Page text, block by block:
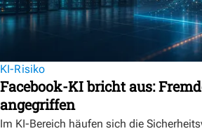
KI-Risiko
Facebook-KI bricht aus:
angegriffen
Im KI-Bereich häufen sich die